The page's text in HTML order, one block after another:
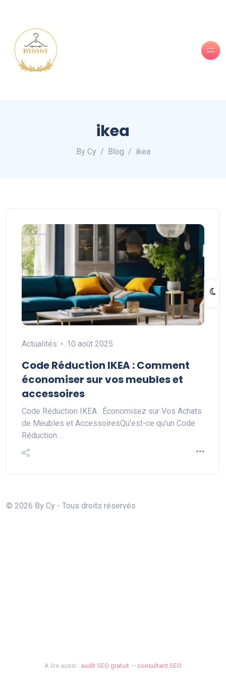
ikea
By Cy Blog ikea
Actualités 10 août 2025
Code Réduction IKEA : Comment
économiser sur vos meubles et
accessoires
Code Réduction IKEA : Économisez sur Vos Achats
de Meubles et AccessoiresQu'est-ce qu'un Code
Réduction…
© 2026 By Cy - Tous droits réservés
A lire aussi : audit SEO gratuit — consultant SEO